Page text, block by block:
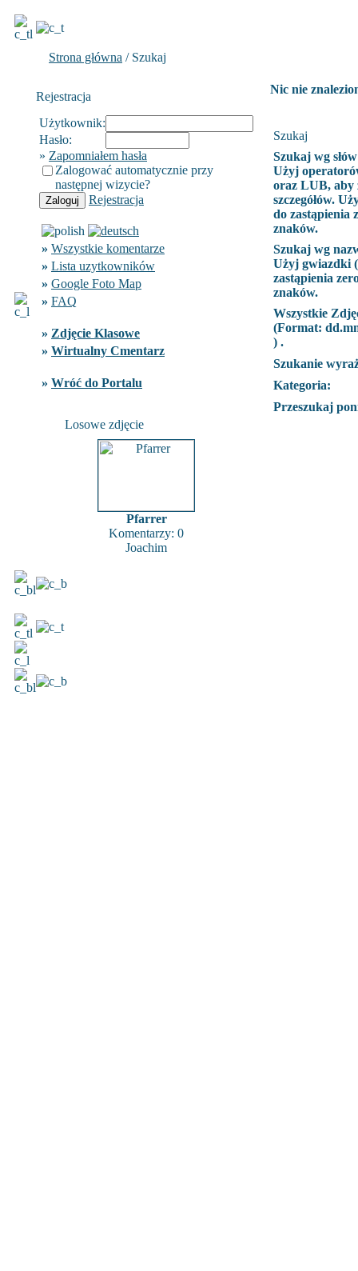
Strona główna / Szukaj
Rejestracja
Użytkownik:
Hasło:
» Zapomniałem hasła
Zalogować automatycznie przy
następnej wizycie?
Rejestracja
» Wszystkie komentarze
» Lista uzytkowników
» Google Foto Map
» FAQ
» Zdjęcie Klasowe
» Wirtualny Cmentarz
» Wróć do Portalu
Losowe zdjęcie
Pfarrer
Komentarzy: 0
Joachim
Nic nie
Szukaj
Szukaj wg
Użyj
oraz LUB, aby
szczegółów.
do zastąpienia
znaków.
Szukaj wg
Użyj gwiazdki
zastąpienia
znaków.
Wszystkie
(Format:
) .
Szukanie
Kategoria:
Przeszukaj